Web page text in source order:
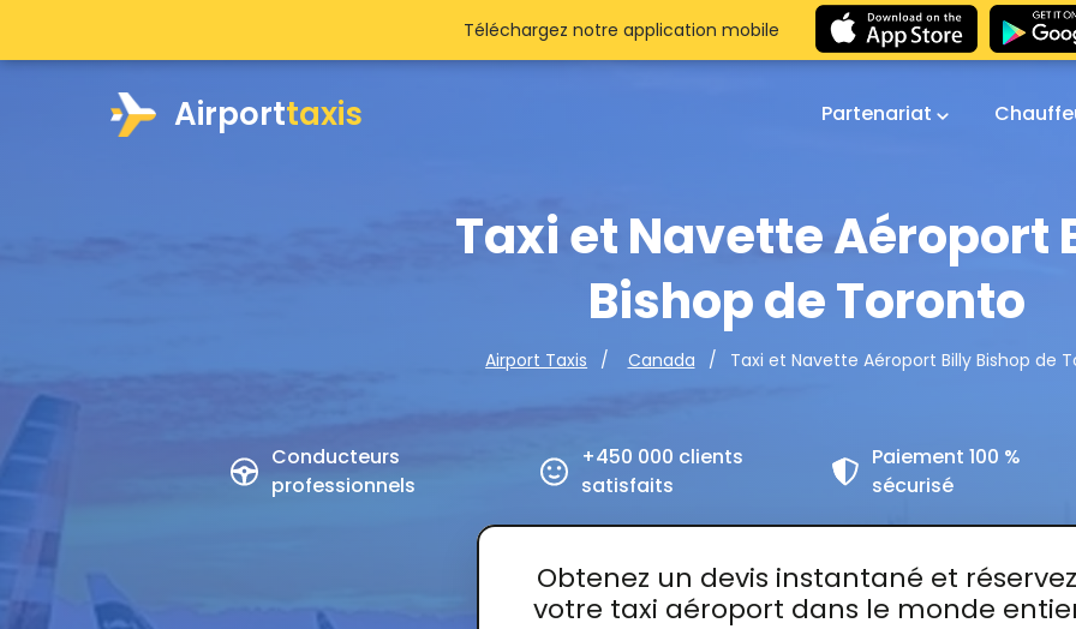
Airporttaxis Partenariat
Taxi et Navette Aéroport
Bishop de Toronto
Airport Taxis Canada Taxi et Navette Aéroport Billy Bishop de
Conducteurs
professionnels
+450 000 clients
satisfaits
Paiement 100 %
sécurisé
Obtenez un devis instantané et réservez
votre taxi aéroport dans le monde
Téléchargez notre application mobile